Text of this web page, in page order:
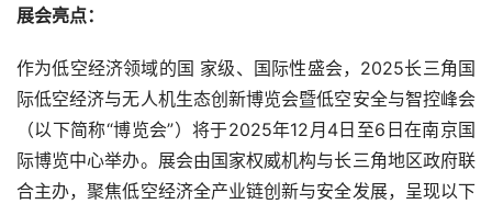
展会亮点：
作为低空经济领域的国 家级、国际性盛会，2025长三角国
际低空经济与无人机生态创新博览会暨低空安全与智控峰会
（以下简称“博览会”）将于2025年12月4日至6日在南京国
际博览中心举办。展会由国家权威机构与长三角地区政府联
合主办，聚焦低空经济全产业链创新与安全发展，呈现以下